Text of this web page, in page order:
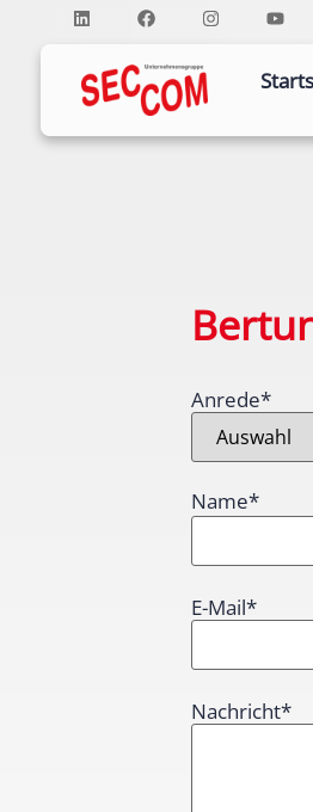
Anrede*
Name*
E-Mail*
Nachricht*